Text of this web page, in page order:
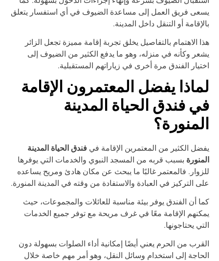
فريق العمل إلى مساعدة الضيوف في أي استفسار يتعلق
أو التنقل داخل المدينة.
الاهتمام بالتفاصيل يخلق تجربة إقامة مميزة تجعل الزائر
وكأنه في منزله، وهو ما يدفع الكثير من الضيوف إلى
الفندق مرة أخرى في زياراتهم المستقبلية.
يفضل المعتمرون الإقامة
فندق الحياة المدينة
الكثير من المعتمرين الإقامة في فندق الحياة المدينة
بسبب قربه من المسجد النبوي والخدمات التي يوفرها
فالمعتمر غالبًا ما يبحث عن مكان هادئ ومريح يساعده
التركيز في العبادة والاستفادة من وقته في المدينة المنورة.
أن الفندق يوفر بيئة مناسبة للعائلات والمجموعات، حيث
الإقامة معًا في غرف مريحة مع توفر جميع الخدمات
يحتاجونها.
من الحرم يعني أيضًا إمكانية أداء الصلوات بسهولة دون
إلى استخدام وسائل النقل، وهو أمر مهم خاصة خلال